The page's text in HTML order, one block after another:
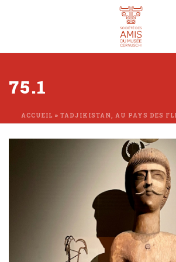
75.1
ACCUEIL » TADJIKISTAN, AU PAYS DES